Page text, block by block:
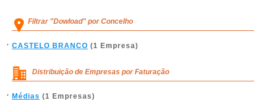
Filtrar "Dowload" por Concelho
CASTELO BRANCO (1 Empresa)
Distribuição de Empresas por Faturação
Médias (1 Empresas)